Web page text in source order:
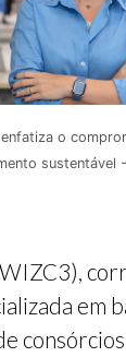
o
sustentável
em